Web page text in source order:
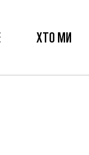
ХТО МИ